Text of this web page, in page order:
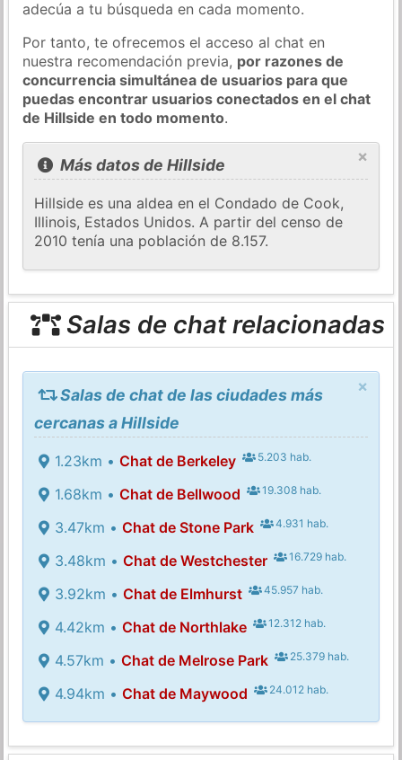
adecúa a tu búsqueda en cada momento.
Por tanto, te ofrecemos el acceso al chat en
nuestra recomendación previa, por razones de
concurrencia simultánea de usuarios para que
puedas encontrar usuarios conectados en el chat
de Hillside en todo momento.
×
Más datos de Hillside
Hillside es una aldea en el Condado de Cook,
Illinois, Estados Unidos. A partir del censo de
2010 tenía una población de 8.157.
Salas de chat relacionadas
×
Salas de chat de las ciudades más
cercanas a Hillside
1.23km • Chat de Berkeley 5.203 hab.
1.68km • Chat de Bellwood 19.308 hab.
3.47km • Chat de Stone Park 4.931 hab.
3.48km • Chat de Westchester 16.729 hab.
3.92km • Chat de Elmhurst 45.957 hab.
4.42km • Chat de Northlake 12.312 hab.
4.57km • Chat de Melrose Park 25.379 hab.
4.94km • Chat de Maywood 24.012 hab.